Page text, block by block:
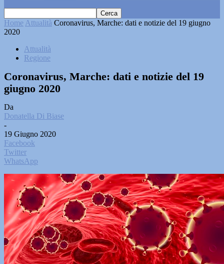
Home Attualità Coronavirus, Marche: dati e notizie del 19 giugno
2020
Attualità
Regione
Coronavirus, Marche: dati e notizie del 19
giugno 2020
Da
Donatella Di Biase
-
19 Giugno 2020
Facebook
Twitter
WhatsApp